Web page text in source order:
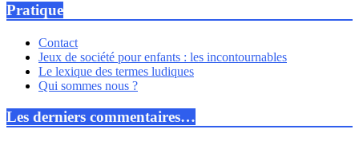
Pratique
Contact
Jeux de société pour enfants : les incontournables
Le lexique des termes ludiques
Qui sommes nous ?
Les derniers commentaires…